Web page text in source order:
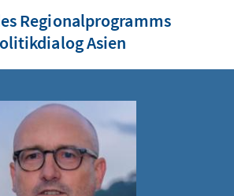
Regionalprogramms
Asien